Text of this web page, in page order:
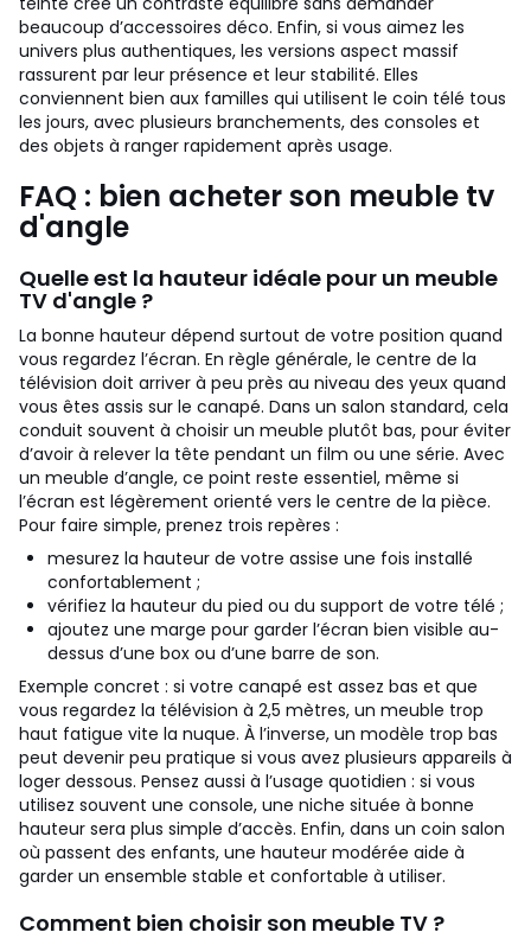
beaucoup d’accessoires déco. Enfin, si vous aimez les
univers plus authentiques, les versions aspect massif
rassurent par leur présence et leur stabilité. Elles
conviennent bien aux familles qui utilisent le coin télé tous
les jours, avec plusieurs branchements, des consoles et
des objets à ranger rapidement après usage.
FAQ : bien acheter son meuble tv
d'angle
Quelle est la hauteur idéale pour un meuble
TV d'angle ?
La bonne hauteur dépend surtout de votre position quand
vous regardez l’écran. En règle générale, le centre de la
télévision doit arriver à peu près au niveau des yeux quand
vous êtes assis sur le canapé. Dans un salon standard, cela
conduit souvent à choisir un meuble plutôt bas, pour éviter
d’avoir à relever la tête pendant un film ou une série. Avec
un meuble d’angle, ce point reste essentiel, même si
l’écran est légèrement orienté vers le centre de la pièce.
Pour faire simple, prenez trois repères :
mesurez la hauteur de votre assise une fois installé
confortablement ;
vérifiez la hauteur du pied ou du support de votre télé ;
ajoutez une marge pour garder l’écran bien visible au-
dessus d’une box ou d’une barre de son.
Exemple concret : si votre canapé est assez bas et que
vous regardez la télévision à 2,5 mètres, un meuble trop
haut fatigue vite la nuque. À l’inverse, un modèle trop bas
peut devenir peu pratique si vous avez plusieurs appareils à
loger dessous. Pensez aussi à l’usage quotidien : si vous
utilisez souvent une console, une niche située à bonne
hauteur sera plus simple d’accès. Enfin, dans un coin salon
où passent des enfants, une hauteur modérée aide à
garder un ensemble stable et confortable à utiliser.
Comment bien choisir son meuble TV ?